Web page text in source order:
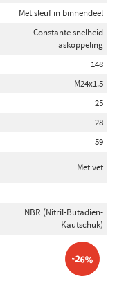
Met sleuf in binnendeel
Constante snelheid
askoppeling
148
M24x1.5
25
28
59
Met vet
NBR (Nitril-Butadien-
Kautschuk)
-26%